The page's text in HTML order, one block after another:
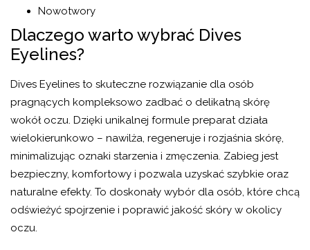
Nowotwory
Dlaczego warto wybrać Dives
Eyelines?
Dives Eyelines to skuteczne rozwiązanie dla osób
pragnących kompleksowo zadbać o delikatną skórę
wokół oczu. Dzięki unikalnej formule preparat działa
wielokierunkowo – nawilża, regeneruje i rozjaśnia skórę,
minimalizując oznaki starzenia i zmęczenia. Zabieg jest
bezpieczny, komfortowy i pozwala uzyskać szybkie oraz
naturalne efekty. To doskonały wybór dla osób, które chcą
odświeżyć spojrzenie i poprawić jakość skóry w okolicy
oczu.